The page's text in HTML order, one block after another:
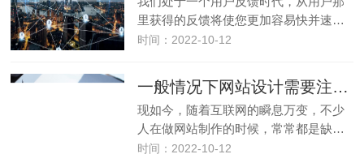
里获得的反馈将使您更加容易快并速…
时间：2022-10-12
一般情况下网站设计需要注意什么事项？
现如今，随着互联网的瞬息万变，不少
人在做网站制作的时候，常常都是缺…
时间：2022-10-12